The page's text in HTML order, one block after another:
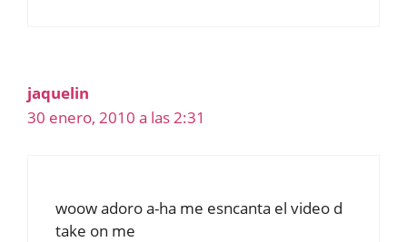
jaquelin
30 enero, 2010 a las 2:31
woow adoro a-ha me esncanta el video d
take on me